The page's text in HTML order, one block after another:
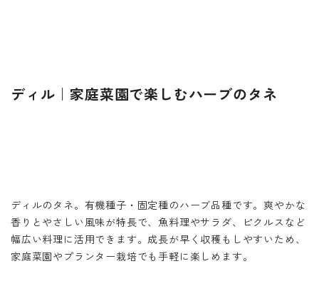
ディル｜家庭菜園で楽しむハーブのタネ
ディルのタネ。有機種子・固定種のハーブ品種です。爽やかな
香りとやさしい風味が特長で、魚料理やサラダ、ピクルスなど
幅広い料理に活用できます。成長が早く収穫もしやすいため、
家庭菜園やプランター栽培でも手軽に楽しめます。